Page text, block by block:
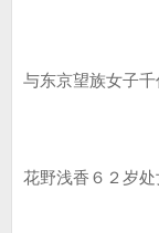
与东京望族女子千
花野浅香６２岁处